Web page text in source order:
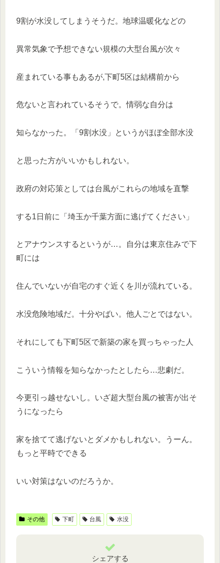
9割が水没してしまうそうだ。地球温暖化などの
異常気象で予想できない規模の大型台風が次々
産まれている事もあるが,下町5区は結構前から
危ないと言われているそうで。情弱な自分は
知らなかった。「9割水没」というがほぼ全部水没
と思った方がいいかもしれない。
政府の対応策としては台風がこれらの地域を直撃
する1日前に「埼玉か千葉方面に逃げてください」
とアナウンスするというが…。自分は東京住みで下
町には
住んでいないが自宅のすぐ近くを川が流れている。
水没危険地域だ。十分やばい。他人ごとではない。
それにしても下町5区で新築の家を買っちゃった人
こういう情報を知らなかったとしたら…悲劇だ。
今更引っ越せないし。いざ超大型台風の被害が出そ
うになったら
家を捨てて逃げないとダメかもしれない。うーん。
もっと平時でできる
いい対策はないのだろうか。
その他 下町 台風 水没
シェアする